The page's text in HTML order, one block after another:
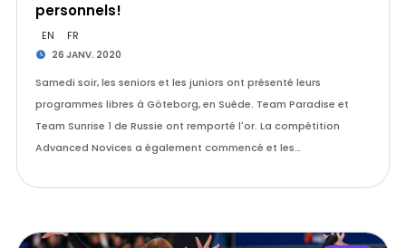
personnels!
EN FR
26 JANV. 2020
Samedi soir, les seniors et les juniors ont présenté leurs
programmes libres à Göteborg, en Suède. Team Paradise et
Team Sunrise 1 de Russie ont remporté l'or. La compétition
Advanced Novices a également commencé et les…